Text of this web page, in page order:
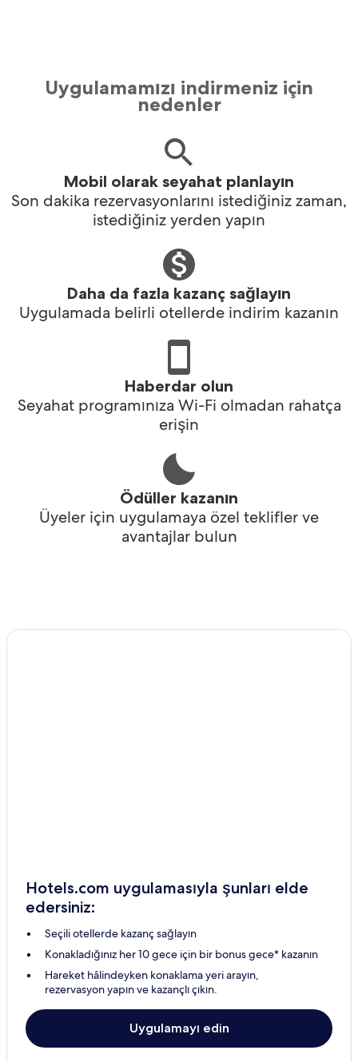
Uygulamamızı indirmeniz için
nedenler
Mobil olarak seyahat planlayın
Son dakika rezervasyonlarını istediğiniz zaman,
istediğiniz yerden yapın
Daha da fazla kazanç sağlayın
Uygulamada belirli otellerde indirim kazanın
Haberdar olun
Seyahat programınıza Wi-Fi olmadan rahatça
erişin
Ödüller kazanın
Üyeler için uygulamaya özel teklifler ve
avantajlar bulun
Hotels.com uygulamasıyla şunları elde
edersiniz:
Seçili otellerde kazanç sağlayın
Konakladığınız her 10 gece için bir bonus gece* kazanın
Hareket hâlindeyken konaklama yeri arayın,
rezervasyon yapın ve kazançlı çıkın.
Uygulamayı edin